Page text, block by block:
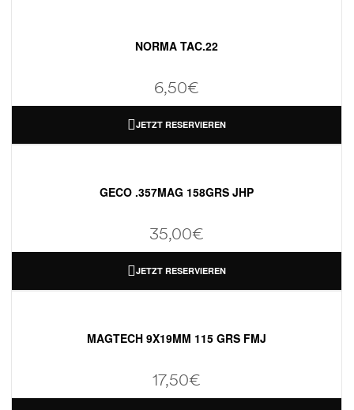
NORMA TAC.22
6,50€
JETZT RESERVIEREN
GECO .357MAG 158GRS JHP
35,00€
JETZT RESERVIEREN
MAGTECH 9X19MM 115 GRS FMJ
17,50€